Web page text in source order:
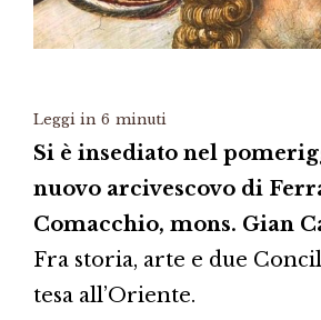
Leggi in 6 minuti
Si è insediato nel
nuovo arcivescovo di
Comacchio, mons. Gian
Fra storia, arte e due
tesa all’Oriente.